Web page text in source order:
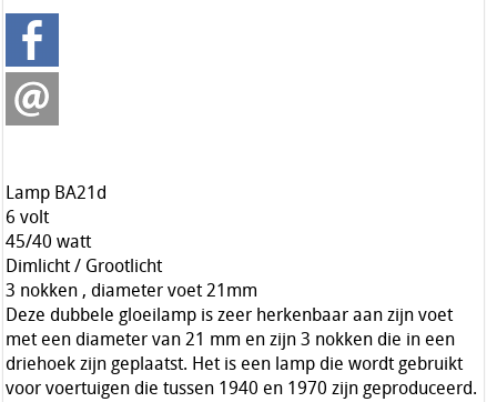
Lamp BA21d
6 volt
45/40 watt
Dimlicht / Grootlicht
3 nokken , diameter voet 21mm
Deze dubbele gloeilamp is zeer herkenbaar aan zijn voet
met een diameter van 21 mm en zijn 3 nokken die in een
driehoek zijn geplaatst. Het is een lamp die wordt gebruikt
voor voertuigen die tussen 1940 en 1970 zijn geproduceerd.